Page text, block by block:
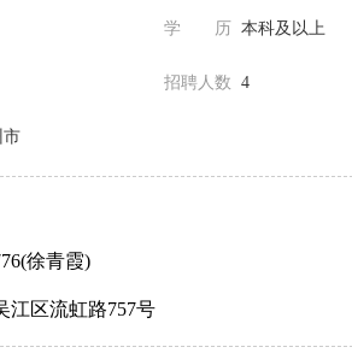
学 历 本科及以上
招聘人数 4
市
徐青霞)
江区流虹路757号